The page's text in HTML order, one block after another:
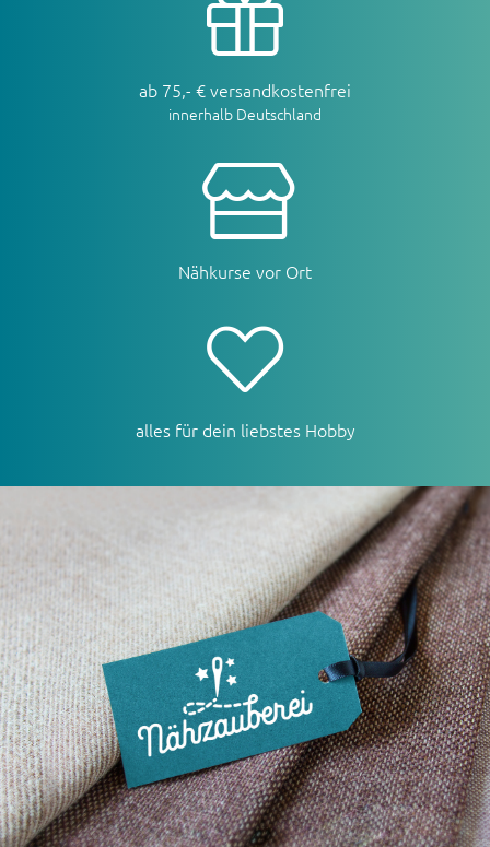
ab 75,- € versandkostenfrei
innerhalb Deutschland
Nähkurse vor Ort
alles für dein liebstes Hobby